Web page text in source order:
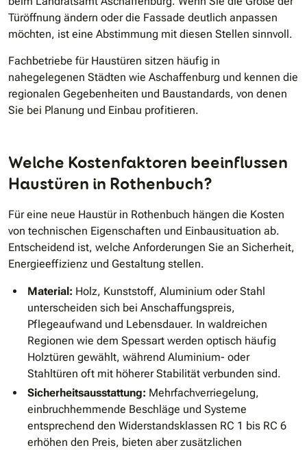
Türöffnung ändern oder die Fassade deutlich anpassen
möchten, ist eine Abstimmung mit diesen Stellen sinnvoll.
Fachbetriebe für Haustüren sitzen häufig in
nahegelegenen Städten wie Aschaffenburg und kennen die
regionalen Gegebenheiten und Baustandards, von denen
Sie bei Planung und Einbau profitieren.
Welche Kostenfaktoren beeinflussen
Haustüren in Rothenbuch?
Für eine neue Haustür in Rothenbuch hängen die Kosten
von technischen Eigenschaften und Einbausituation ab.
Entscheidend ist, welche Anforderungen Sie an Sicherheit,
Energieeffizienz und Gestaltung stellen.
Material: Holz, Kunststoff, Aluminium oder Stahl
unterscheiden sich bei Anschaffungspreis,
Pflegeaufwand und Lebensdauer. In waldreichen
Regionen wie dem Spessart werden optisch häufig
Holztüren gewählt, während Aluminium- oder
Stahltüren oft mit höherer Stabilität verbunden sind.
Sicherheitsausstattung: Mehrfachverriegelung,
einbruchhemmende Beschläge und Systeme
entsprechend den Widerstandsklassen RC 1 bis RC 6
erhöhen den Preis, bieten aber zusätzlichen